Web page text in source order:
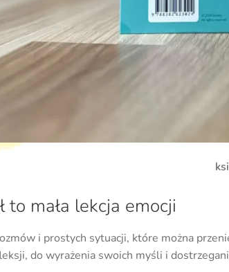
to mała lekcja emocji
i prostych sytuacji, które można
do wyrażenia swoich myśli i